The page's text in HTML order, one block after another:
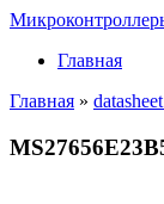
Главная
Главная » datasheet